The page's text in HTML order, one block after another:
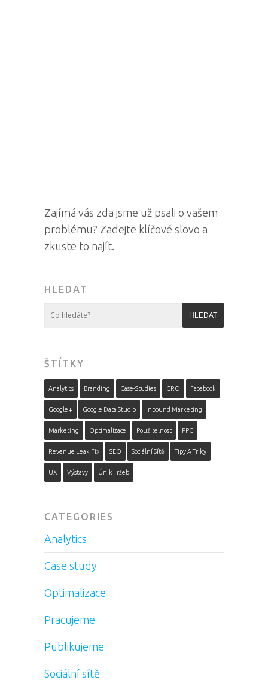
Zajímá vás zda jsme už psali o vašem
problému? Zadejte klíčové slovo a
zkuste to najít.
HLEDAT
ŠTÍTKY
Analytics Branding Case-Studies CRO Facebook
Google+ Google Data Studio Inbound Marketing
Marketing Optimalizace Použitelnost PPC
Revenue Leak Fix SEO Sociální Sítě Tipy A Triky
UX Výstavy Únik Tržeb
CATEGORIES
Analytics
Case study
Optimalizace
Pracujeme
Publikujeme
Sociální sítě